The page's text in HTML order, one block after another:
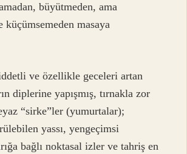
büyütmeden, ama
masaya
ve özellikle geceleri artan
diplerine yapışmış, tırnakla zor
“sirke”ler (yumurtalar);
yassı, yengeçimsi
bağlı noktasal izler ve tahriş en